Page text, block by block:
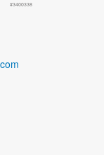
#3400338